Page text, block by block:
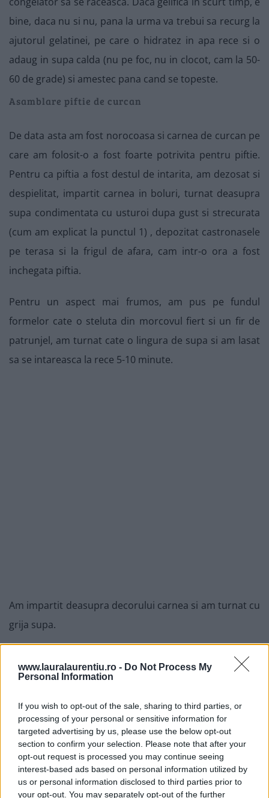
www.lauralaurentiu.ro - Do Not Process My
Personal Information
If you wish to opt-out of the sale, sharing to third parties, or
processing of your personal or sensitive information for
targeted advertising by us, please use the below opt-out
section to confirm your selection. Please note that after your
opt-out request is processed you may continue seeing
interest-based ads based on personal information utilized by
us or personal information disclosed to third parties prior to
your opt-out. You may separately opt-out of the further
bine, daca nu si nu, pana la urma va trebui sa recurg la
ajutorul gelatinei, pe care o hidratez in apa rece si o
adaug in supa calda (nu pe foc, nu in clocot, cam la 50-
60 de grade) si amestec pana cand se topeste.
Asamblare piftie de curcan
De data asta am fost norocoasa si carnea de curcan pe
care am folosit-o a fost foarte potrivita pentru piftie.
Pentru ca piftia a fost destul de intarita, am dezosat si
despielitat, impartit carnea in boluri, turnat deasupra
supa condimentata cu usturoi dupa gust si strecurata
(cum am explicat la punctul 1) , depozitat castronasele
pe terasa si la frigul de afara, cam intr-o ora a fost
inchegata piftia.
Pentru un aspect mai frumos, am pus pe fundul
formelor cate o steluta din morcovul fiert si un fir de
patrunjel, am turnat cate o lingura de supa si am lasat
sa se intareasca la rece 5-10 minute.
Am impartit deasupra decorului carnea si am turnat cu
grija supa.